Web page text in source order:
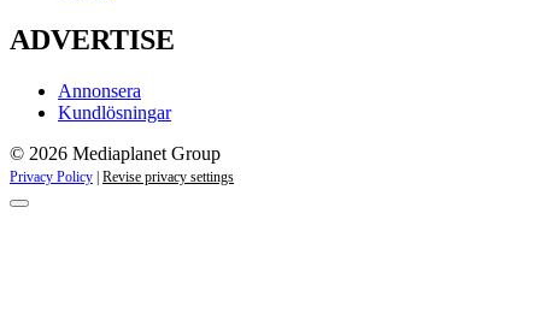
ADVERTISE
Annonsera
Kundlösningar
© 2026 Mediaplanet Group
Privacy Policy | Revise privacy settings